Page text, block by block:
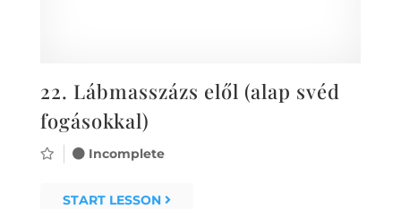
22. Lábmasszázs elől (alap svéd
fogásokkal)
Incomplete
START LESSON